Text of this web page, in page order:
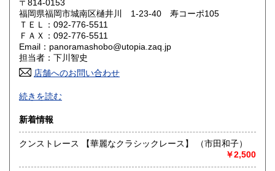
山口県 230円
香川県 230円 愛媛県
高知県 230円
佐賀県
熊本県 230円 大分県 230円
230円
〒814-0153
福岡県福岡市城南区樋井川 1-23-40 寿コーポ105
ＴＥＬ：092-776-5511
ＦＡＸ：092-776-5511
Email：panoramashobo@utopia.zaq.jp
担当者：下川智史
店舗へのお問い合わせ
※パソコン操作の不得手な方のため、お電話・ＦＡＸでのご
注文も承っております。（但し、不在の場合もあり。留守録
※海外への発送は、その時の状況や送付先によっては、対応
出来ない場合があります。（sorry. Depending on the
international situation at that time, it may not be possible to
ship overseas depending on the destination country.）
続きを読む
新着情報
クンストレース 【華麗なクラシックレース】 （市田和子）
￥2,500